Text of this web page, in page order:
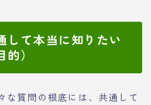
して本当に知りたい
）
な質問の根底には、共通して